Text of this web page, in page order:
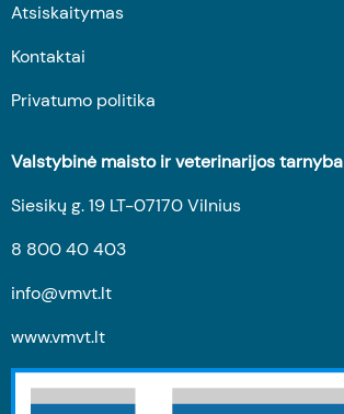
Atsiskaitymas
Kontaktai
Privatumo politika
Valstybinė maisto ir veterinarijos tarnyba
Siesikų g. 19 LT-07170 Vilnius
8 800 40 403
info@vmvt.lt
www.vmvt.lt